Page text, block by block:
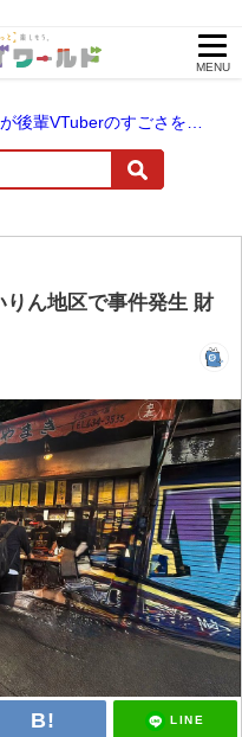
MENU
ん地区で事件発生 財
LINE